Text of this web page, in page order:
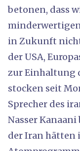
betonen, dass
in Zukunft
der USA,
zur Einhaltung
stocken seit
Sprecher des
Nasser
der Iran hätten